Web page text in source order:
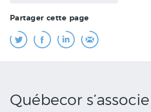
Partager cette page
Québecor